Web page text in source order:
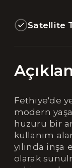
Satellite
Fethiye'de
modern
huzuru bir
kullanım
yılında inşa
olarak